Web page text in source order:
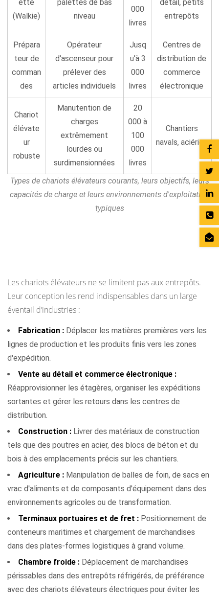
ette
(Walkie)
palettes de bas
niveau
000
livres
détail, petits
entrepôts
Prépara
teur de
comman
des
Opérateur
d'ascenseur pour
prélever des
articles individuels
Jusq
u'à 3
000
livres
Centres de
distribution de
commerce
électronique
Chariot
élévate
ur
robuste
Manutention de
charges
extrêmement
lourdes ou
surdimensionnées
20
000 à
100
000
livres
Chantiers
navals, aciéries
Types de chariots élévateurs courants, leurs objectifs, leurs
capacités de charge et leurs environnements d'exploitation
typiques
Les chariots élévateurs ne se limitent pas aux entrepôts.
Leur conception les rend indispensables dans un large
éventail d’industries :
Fabrication : Déplacer les matières premières vers les
lignes de production et les produits finis vers les zones
d'expédition.
Vente au détail et commerce électronique :
Réapprovisionner les étagères, organiser les expéditions
sortantes et gérer les retours dans les centres de
distribution.
Construction : Livrer des matériaux de construction
tels que des poutres en acier, des blocs de béton et du
bois à des emplacements précis sur les chantiers.
Agriculture : Manipulation de balles de foin, de sacs en
vrac d'aliments et de composants d'équipement dans des
environnements agricoles ou de transformation.
Terminaux portuaires et de fret : Positionnement de
conteneurs maritimes et chargement de marchandises
dans des plates-formes logistiques à grand volume.
Chambre froide : Déplacement de marchandises
périssables dans des entrepôts réfrigérés, de préférence
avec des chariots élévateurs électriques pour éviter les